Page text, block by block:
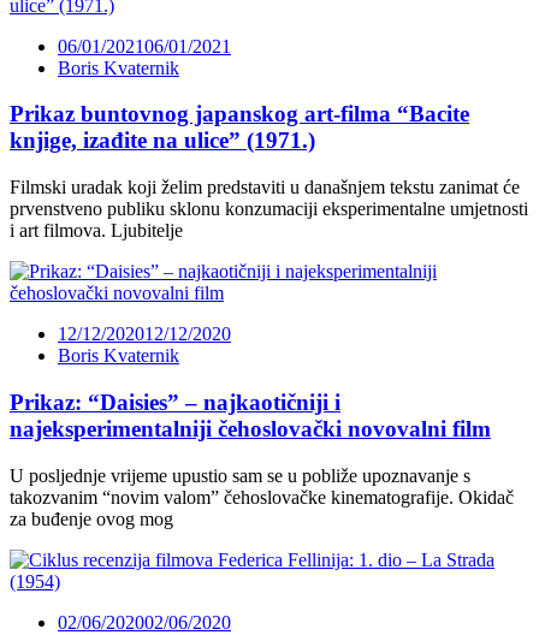
06/01/202106/01/2021
Boris Kvaternik
Prikaz buntovnog japanskog art-filma “Bacite
knjige, izađite na ulice” (1971.)
Filmski uradak koji želim predstaviti u današnjem tekstu zanimat će
prvenstveno publiku sklonu konzumaciji eksperimentalne umjetnosti
i art filmova. Ljubitelje
12/12/202012/12/2020
Boris Kvaternik
Prikaz: “Daisies” – najkaotičniji i
najeksperimentalniji čehoslovački novovalni film
U posljednje vrijeme upustio sam se u pobliže upoznavanje s
takozvanim “novim valom” čehoslovačke kinematografije. Okidač
za buđenje ovog mog
02/06/202002/06/2020